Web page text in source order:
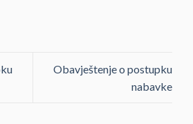
Obavještenje o postupku
nabavke